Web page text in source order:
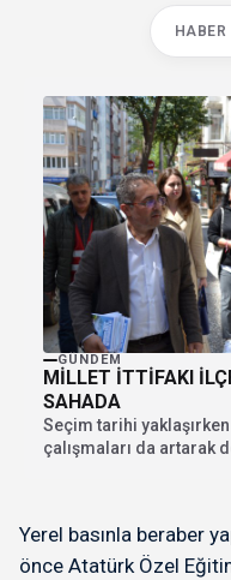
HABER
GÜNDEM
MİLLET İTTİFAKI
SAHADA
Seçim tarihi
çalışmaları da artarak
Yerel basınla beraber
önce Atatürk Özel